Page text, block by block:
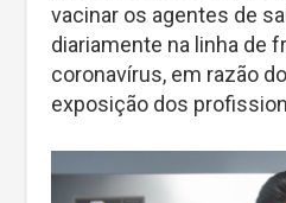
vacinar os agentes de
diariamente na linha de
coronavírus, em razão
exposição dos